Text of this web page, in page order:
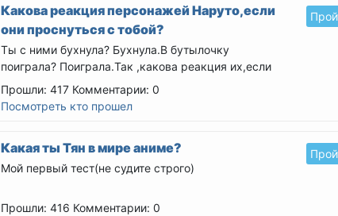
Какова реакция персонажей Наруто,если
они проснуться с тобой?
Ты с ними бухнула? Бухнула.В бутылочку
поиграла? Поиграла.Так ,какова реакция их,если
они утром обнаружат...
Прошли: 417 Комментарии: 0
Посмотреть кто прошел
Какая ты Тян в мире аниме?
Мой первый тест(не судите строго)
Прошли: 416 Комментарии: 0